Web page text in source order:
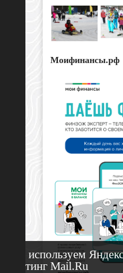
Моифинансы.рф
Мы используем
Рейтинг Mail.Ru